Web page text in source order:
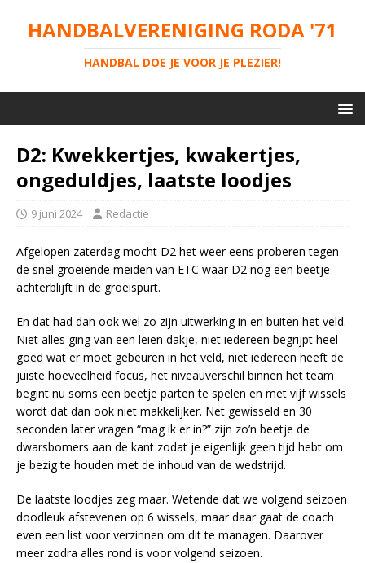
HANDBALVERENIGING RODA '71
HANDBAL DOE JE VOOR JE PLEZIER!
D2: Kwekkertjes, kwakertjes,
ongeduldjes, laatste loodjes
9 juni 2024 Redactie
Afgelopen zaterdag mocht D2 het weer eens proberen tegen
de snel groeiende meiden van ETC waar D2 nog een beetje
achterblijft in de groeispurt.
En dat had dan ook wel zo zijn uitwerking in en buiten het veld.
Niet alles ging van een leien dakje, niet iedereen begrijpt heel
goed wat er moet gebeuren in het veld, niet iedereen heeft de
juiste hoeveelheid focus, het niveauverschil binnen het team
begint nu soms een beetje parten te spelen en met vijf wissels
wordt dat dan ook niet makkelijker. Net gewisseld en 30
seconden later vragen “mag ik er in?” zijn zo’n beetje de
dwarsbomers aan de kant zodat je eigenlijk geen tijd hebt om
je bezig te houden met de inhoud van de wedstrijd.
De laatste loodjes zeg maar. Wetende dat we volgend seizoen
doodleuk afstevenen op 6 wissels, maar daar gaat de coach
even een list voor verzinnen om dit te managen. Daarover
meer zodra alles rond is voor volgend seizoen.